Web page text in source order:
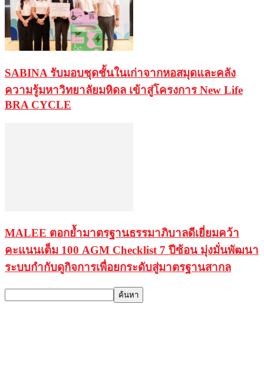
SABINA รับมอบชุดชั้นในเก่าจากหอสมุดและคลัง
ความรู้มหาวิทยาลัยมหิดล เข้าสู่โครงการ New Life
BRA CYCLE
MALEE ตอกย้ำมาตรฐานธรรมาภิบาลดีเยี่ยมคว้า
คะแนนเต็ม 100 AGM Checklist 7 ปีซ้อน มุ่งมั่นพัฒนา
ระบบกำกับดูกิจการเพื่อยกระดับสู่มาตรฐานสากล